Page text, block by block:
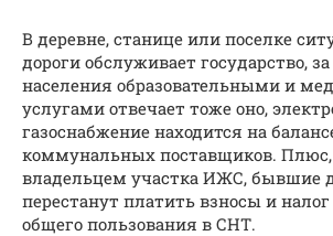
В деревне, станице или поселке
дороги обслуживает государство,
населения образовательными и
услугами отвечает тоже оно,
газоснабжение находится на
коммунальных поставщиков. Плюс,
владельцем участка ИЖС, бывшие
перестанут платить взносы и
общего пользования в СНТ.